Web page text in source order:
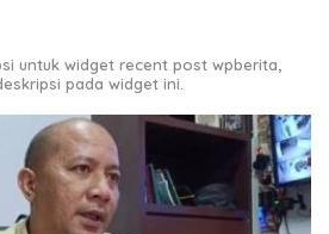
untuk widget recent post wpberita,
pada widget ini.